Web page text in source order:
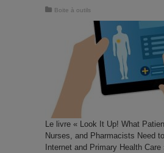
Boite à outils
Le livre « Look It Up! What
Nurses, and Pharmacists Need
Internet and Primary Health